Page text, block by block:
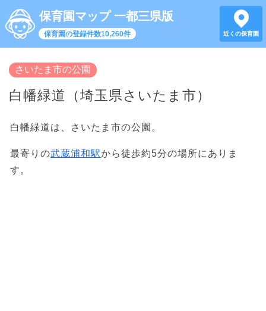
保育園マップ 一都三県版
保育園の登録件数10,260件 近くの保育園
さいたま市の公園
白幡緑道（埼玉県さいたま市）
白幡緑道は、さいたま市の公園。
最寄りの武蔵浦和駅から徒歩約5分の場所にありま
す。